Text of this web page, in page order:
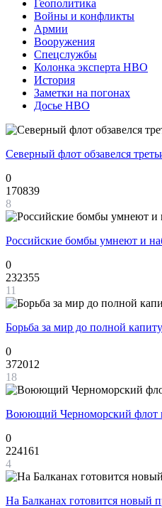
Геополитика
Войны и конфликты
Армии
Вооружения
Спецслужбы
Колонка эксперта НВО
История
Заметки на погонах
Досье НВО
Северный флот обзавелся
0
170839
8
Российские бомбы умнеют и
0
232355
11
Борьба за мир до полной
0
372012
18
Воюющий Черноморский флот
0
224161
4
На Балканах готовится новый